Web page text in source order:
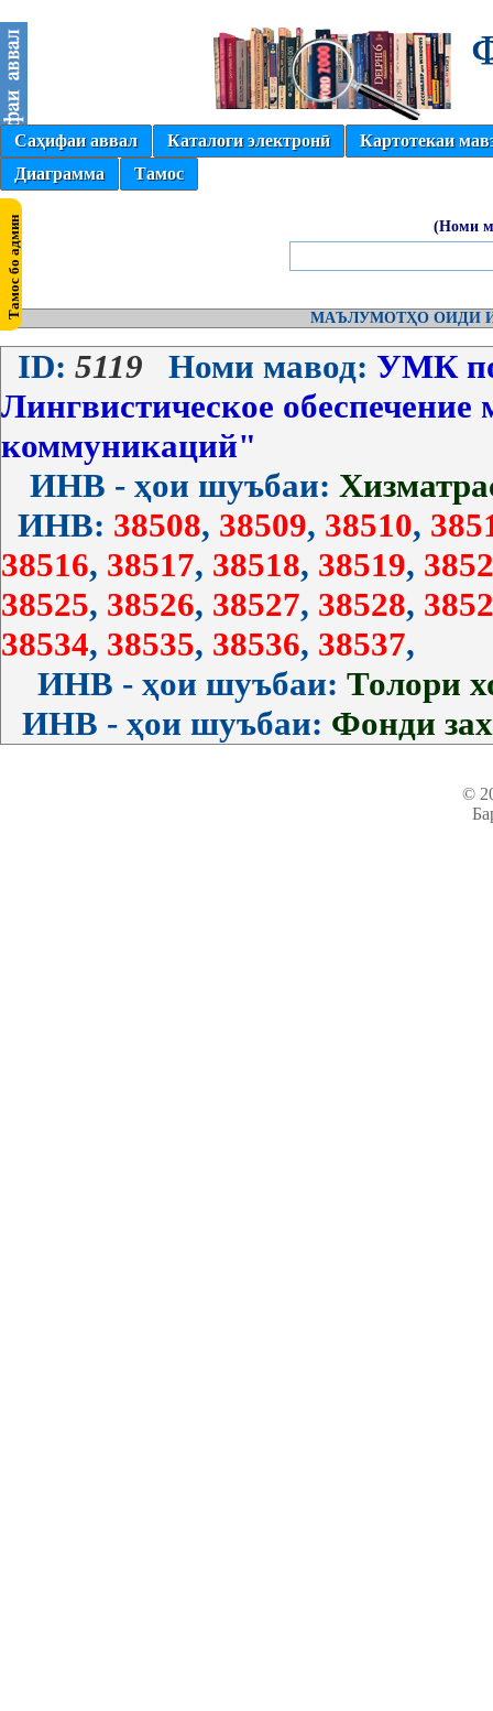
Саҳифаи аввал Каталоги электронӣ
Картотекаи
Диаграмма
Тамос
(Номи
МАЪЛУМОТҲО ОИДИ
ID: 5119 Номи мавод: УМК по
Лингвистическое
коммуникаций"
ИНВ - ҳои шуъбаи:
ИНВ: 38508, 38509, 38510,
38516, 38517, 38518, 38519,
38525, 38526, 38527, 38528,
38534, 38535, 38536, 38537,
ИНВ - ҳои шуъбаи: Толори
ИНВ - ҳои шуъбаи: Фонди
©